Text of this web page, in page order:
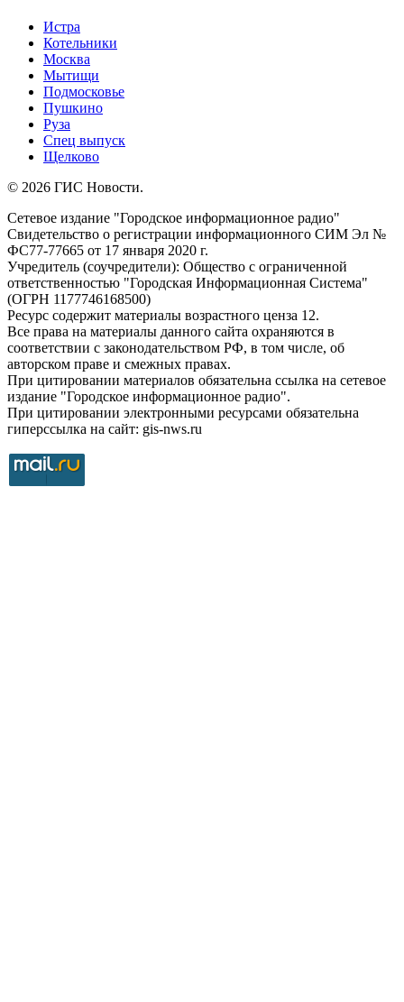
Истра
Котельники
Москва
Мытищи
Подмосковье
Пушкино
Руза
Спец выпуск
Щелково
© 2026 ГИС Новости.
Сетевое издание "Городское информационное радио"
Свидетельство о регистрации информационного СИМ Эл №
ФС77-77665 от 17 января 2020 г.
Учредитель (соучредители): Общество с ограниченной
ответственностью "Городская Информационная Система"
(ОГРН 1177746168500)
Ресурс содержит материалы возрастного ценза 12.
Все права на материалы данного сайта охраняются в
соответствии с законодательством РФ, в том числе, об
авторском праве и смежных правах.
При цитировании материалов обязательна ссылка на сетевое
издание "Городское информационное радио".
При цитировании электронными ресурсами обязательна
гиперссылка на сайт: gis-nws.ru